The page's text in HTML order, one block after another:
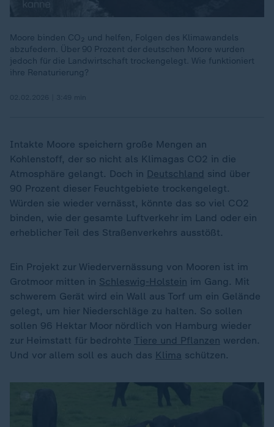
Moore binden CO₂ und helfen, Folgen des Klimawandels
abzufedern. Über 90 Prozent der deutschen Moore wurden
jedoch für die Landwirtschaft trockengelegt. Wie funktioniert
ihre Renaturierung?
Intakte Moore speichern große Mengen an
Kohlenstoff, der so nicht als Klimagas CO2 in die
Atmosphäre gelangt. Doch in Deutschland sind über
90 Prozent dieser Feuchtgebiete trockengelegt.
Würden sie wieder vernässt, könnte das so viel CO2
binden, wie der gesamte Luftverkehr im Land oder ein
erheblicher Teil des Straßenverkehrs ausstößt.
Ein Projekt zur Wiedervernässung von Mooren ist im
Grotmoor mitten in Schleswig-Holstein im Gang. Mit
schwerem Gerät wird ein Wall aus Torf um ein Gelände
gelegt, um hier Niederschläge zu halten. So sollen
sollen 96 Hektar Moor nördlich von Hamburg wieder
zur Heimstatt für bedrohte Tiere und Pflanzen werden.
Und vor allem soll es auch das Klima schützen.